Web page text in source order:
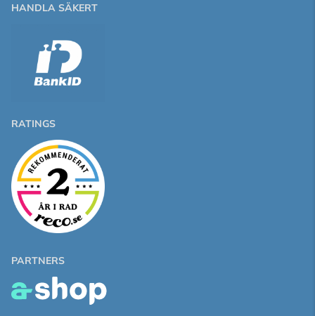
HANDLA SÄKERT
RATINGS
PARTNERS